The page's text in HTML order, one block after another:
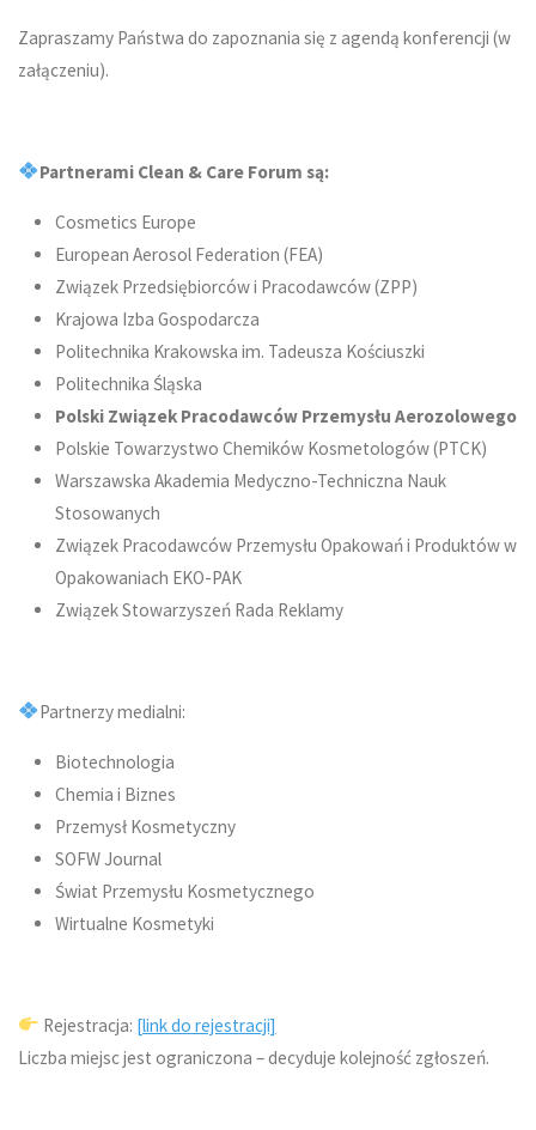
Zapraszamy Państwa do zapoznania się z agendą konferencji (w
załączeniu).
Partnerami Clean & Care Forum są:
Cosmetics Europe
European Aerosol Federation (FEA)
Związek Przedsiębiorców i Pracodawców (ZPP)
Krajowa Izba Gospodarcza
Politechnika Krakowska im. Tadeusza Kościuszki
Politechnika Śląska
Polski Związek Pracodawców Przemysłu Aerozolowego
Polskie Towarzystwo Chemików Kosmetologów (PTCK)
Warszawska Akademia Medyczno-Techniczna Nauk
Stosowanych
Związek Pracodawców Przemysłu Opakowań i Produktów w
Opakowaniach EKO-PAK
Związek Stowarzyszeń Rada Reklamy
Partnerzy medialni:
Biotechnologia
Chemia i Biznes
Przemysł Kosmetyczny
SOFW Journal
Świat Przemysłu Kosmetycznego
Wirtualne Kosmetyki
Rejestracja: [link do rejestracji]
Liczba miejsc jest ograniczona – decyduje kolejność zgłoszeń.